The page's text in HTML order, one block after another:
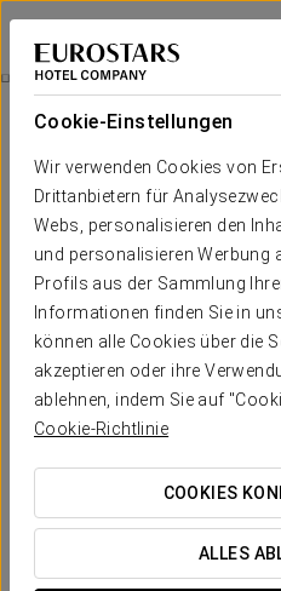
Cookie-Einstellungen
Wir verwenden Cookies von
Drittanbietern für
Webs, personalisieren den
und personalisieren Werbung
Profils aus der Sammlung
Informationen finden Sie in
können alle Cookies über die
akzeptieren oder ihre
ablehnen, indem Sie auf
Cookie-Richtlinie
COOKIES
ALLES
Exe Plaza
MADRID
Business-Erlebnis
15€
Business-Erlebnis
Im Exe Plaza haben wir
geschaffen, um deine